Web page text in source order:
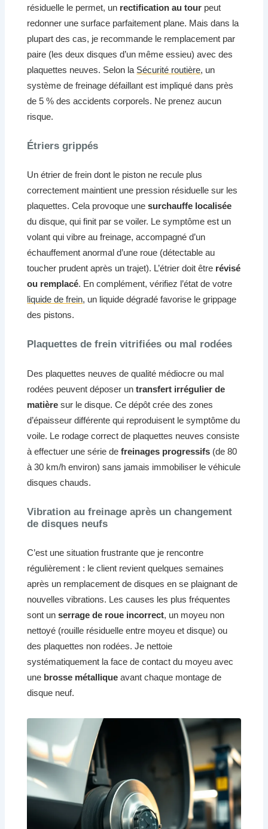
résiduelle le permet, un rectification au tour peut
redonner une surface parfaitement plane. Mais dans la
plupart des cas, je recommande le remplacement par
paire (les deux disques d’un même essieu) avec des
plaquettes neuves. Selon la Sécurité routière, un
système de freinage défaillant est impliqué dans près
de 5 % des accidents corporels. Ne prenez aucun
risque.
Étriers grippés
Un étrier de frein dont le piston ne recule plus
correctement maintient une pression résiduelle sur les
plaquettes. Cela provoque unesurchauffe localisée
du disque, qui finit par se voiler. Le symptôme est un
volant qui vibre au freinage, accompagné d’un
échauffement anormal d’une roue (détectable au
toucher prudent après un trajet). L’étrier doit être révisé
ou remplacé. En complément, vérifiez l’état de votre
liquide de frein, un liquide dégradé favorise le grippage
des pistons.
Plaquettes de frein vitrifiées ou mal rodées
Des plaquettes neuves de qualité médiocre ou mal
rodées peuvent déposer untransfert irrégulier de
matière sur le disque. Ce dépôt crée des zones
d’épaisseur différente qui reproduisent le symptôme du
voile. Le rodage correct de plaquettes neuves consiste
à effectuer une série defreinages progressifs (de 80
à 30 km/h environ) sans jamais immobiliser le véhicule
disques chauds.
Vibration au freinage après un changement
de disques neufs
C’est une situation frustrante que je rencontre
régulièrement : le client revient quelques semaines
après un remplacement de disques en se plaignant de
nouvelles vibrations. Les causes les plus fréquentes
sont unserrage de roue incorrect, un moyeu non
nettoyé (rouille résiduelle entre moyeu et disque) ou
des plaquettes non rodées. Je nettoie
systématiquement la face de contact du moyeu avec
une brosse métallique avant chaque montage de
disque neuf.